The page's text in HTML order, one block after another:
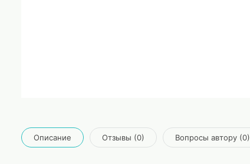
Описание Отзывы (0) Вопросы автору (0)